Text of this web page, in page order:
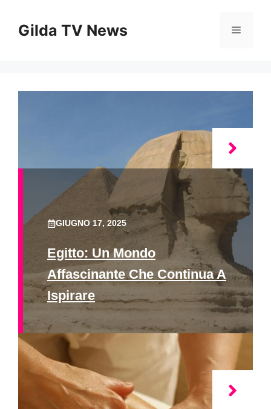
contenuto
Gilda TV News Menu
GIUGNO 17, 2025
Egitto: Un Mondo
Affascinante Che Continua A
Ispirare